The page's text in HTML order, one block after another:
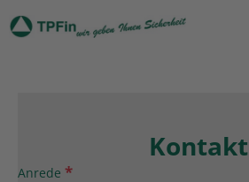
zurück | Startseite
Kontakt
Anrede